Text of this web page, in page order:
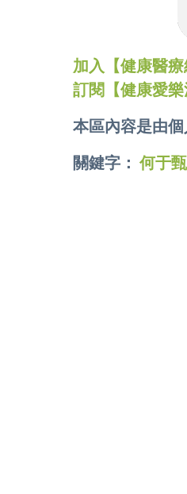
加入【健康醫
訂閱【健康愛
本區內容是由
關鍵字： 何于甄